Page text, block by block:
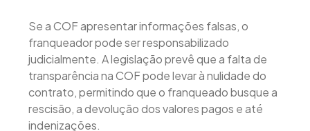
Se a COF apresentar informações falsas, o
franqueador pode ser responsabilizado
judicialmente. A legislação prevê que a falta de
transparência na COF pode levar à nulidade do
contrato, permitindo que o franqueado busque a
rescisão, a devolução dos valores pagos e até
indenizações.